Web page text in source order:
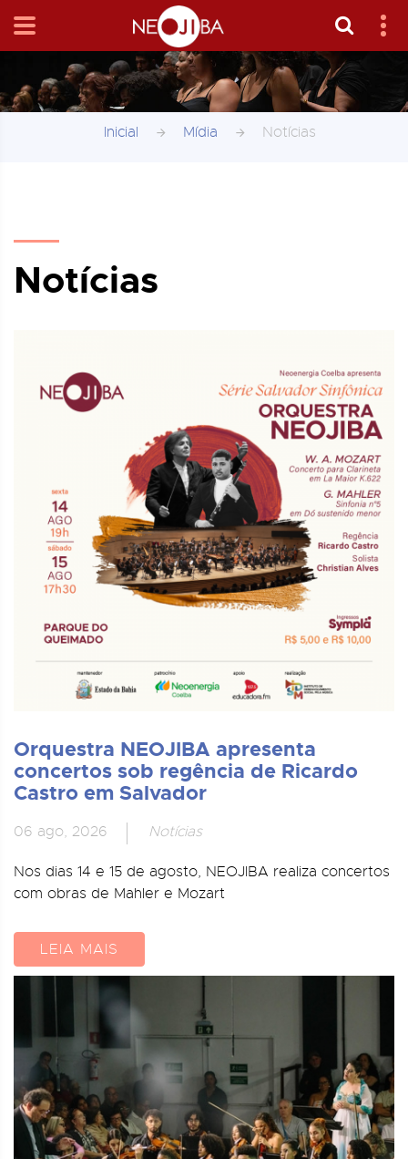
Inicial Mídia Notícias
Notícias
Orquestra NEOJIBA apresenta
concertos sob regência de Ricardo
Castro em Salvador
06 ago, 2026 Notícias
Nos dias 14 e 15 de agosto, NEOJIBA realiza concertos
com obras de Mahler e Mozart
LEIA MAIS